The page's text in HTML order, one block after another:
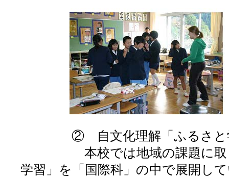
② 自文化理解「ふるさと
本校では地域の課題に取り組
学習」を「国際科」の中で展開し